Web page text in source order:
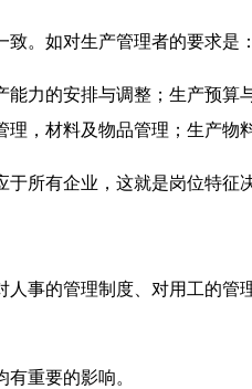
。如对生产管理者的要求是：
力的安排与调整；生产预
，材料及物品管理；生产物
所有企业，这就是岗位特征
事的管理制度、对用工的
重要的影响。